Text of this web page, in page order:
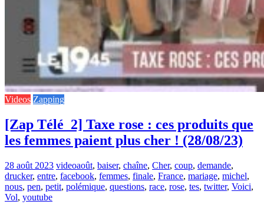
Videos Zapping
[Zap Télé_2] Taxe rose : ces produits que
les femmes paient plus cher ! (28/08/23)
28 août 2023 videoaoût, baiser, chaîne, Cher, coup, demande,
drucker, entre, facebook, femmes, finale, France, mariage, michel,
nous, pen, petit, polémique, questions, race, rose, tes, twitter, Voici,
Vol, youtube